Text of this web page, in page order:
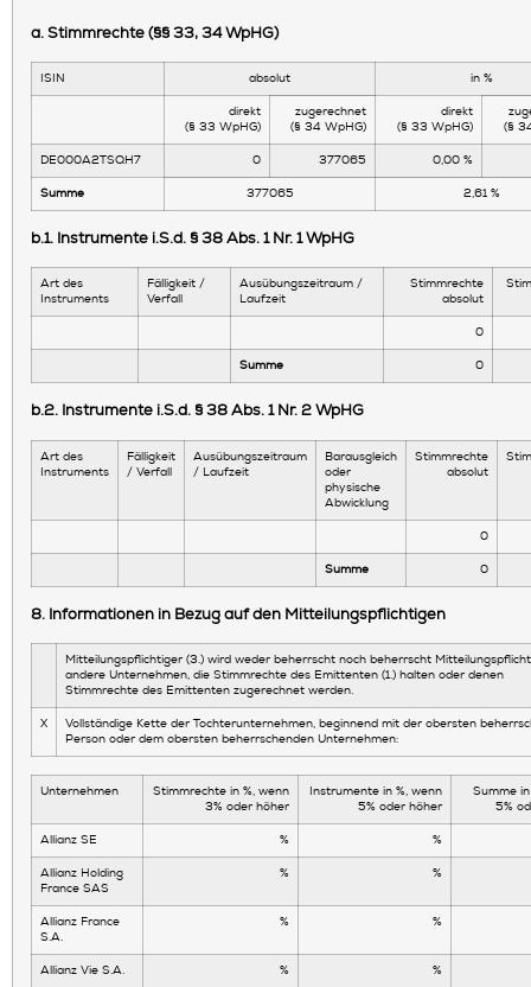
a. Stimmrechte (§§ 33, 34 WpHG)
ISIN absolut in %
direkt
(§ 33 WpHG)
zugerechnet
(§ 34 WpHG)
direkt
(§ 33 WpHG)
(§
DE000A2TSQH7 0 377065 0,00 %
Summe 377065 2,61 %
b.1. Instrumente i.S.d. § 38 Abs. 1 Nr. 1 WpHG
Art des
Instruments
Fälligkeit /
Verfall
Ausübungszeitraum /
Laufzeit
Stimmrechte
absolut
0
Summe 0
b.2. Instrumente i.S.d. § 38 Abs. 1 Nr. 2 WpHG
Art des
Instruments
Fälligkeit
/ Verfall
Ausübungszeitraum
/ Laufzeit
Barausgleich
oder
physische
Abwicklung
Stimmrechte
absolut
0
Summe 0
8. Informationen in Bezug auf den Mitteilungspflichtigen
Mitteilungspflichtiger (3.) wird weder beherrscht noch beherrscht
andere Unternehmen, die Stimmrechte des Emittenten (1.) halten oder denen
Stimmrechte des Emittenten zugerechnet werden.
X
Vollständige Kette der Tochterunternehmen, beginnend mit der obersten
Person oder dem obersten beherrschenden Unternehmen:
Unternehmen
Stimmrechte in %, wenn
3% oder höher
Instrumente in %, wenn
5% oder höher
Summe
5%
Allianz SE % %
Allianz Holding
France SAS
% %
Allianz France
S.A.
% %
Allianz Vie S.A. % %